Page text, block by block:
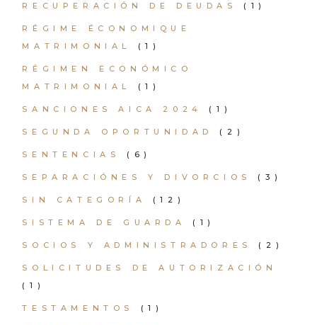
RECUPERACIÓN DE DEUDAS (1)
RÉGIME ÉCONOMIQUE
MATRIMONIAL
(1)
RÉGIMEN ECONÓMICO
MATRIMONIAL
(1)
SANCIONES AICA 2024 (1)
SEGUNDA OPORTUNIDAD (2)
SENTENCIAS (6)
SEPARACIÓNES Y DIVORCIOS (3)
SIN CATEGORÍA (12)
SISTEMA DE GUARDA (1)
SOCIOS Y ADMINISTRADORES (2)
SOLICITUDES DE AUTORIZACIÓN
(1)
TESTAMENTOS (1)